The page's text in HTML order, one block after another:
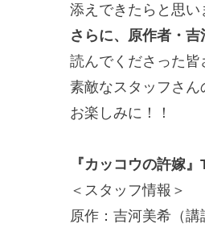
添えできたらと思い
さらに、原作者・
読んでくださった皆
素敵なスタッフさん
お楽しみに！！
『カッコウの許嫁
＜スタッフ情報＞
原作：吉河美希（講